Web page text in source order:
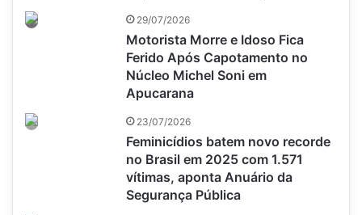
29/07/2026
Motorista Morre e Idoso Fica
Ferido Após Capotamento no
Núcleo Michel Soni em
Apucarana
23/07/2026
Feminicídios batem novo recorde
no Brasil em 2025 com 1.571
vítimas, aponta Anuário da
Segurança Pública